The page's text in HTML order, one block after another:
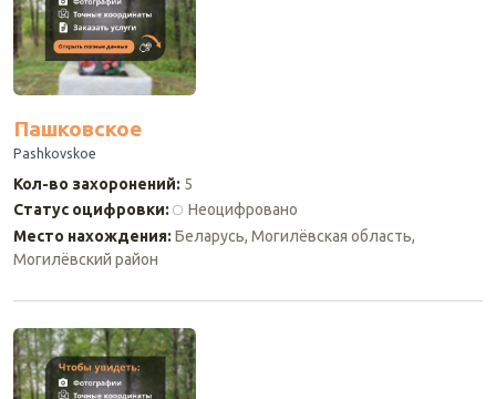
Пашковское
Pashkovskoe
Кол-во захоронений: 5
Статус оцифровки:
Неоцифровано
Место нахождения: Беларусь, Могилёвская область,
Могилёвский район